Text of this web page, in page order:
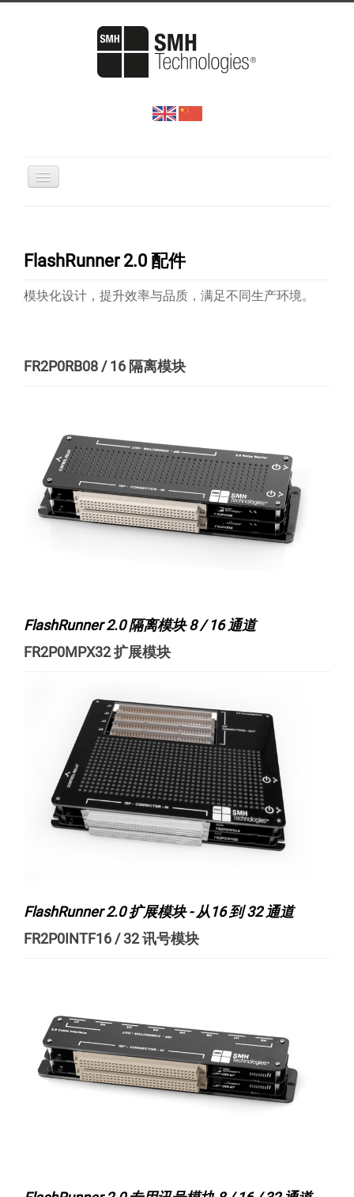
下载中心
新闻中心
FlashRunner 2.0 配件
模块化设计， 提升效率与品质，满足不同生产环境。
FR2P0RB08 / 16 隔离模块
FlashRunner 2.0 隔离模块 8 / 16 通道
FR2P0MPX32 扩展模块
FlashRunner 2.0 扩展模块 - 从16 到 32 通道
FR2P0INTF16 / 32 讯号模块